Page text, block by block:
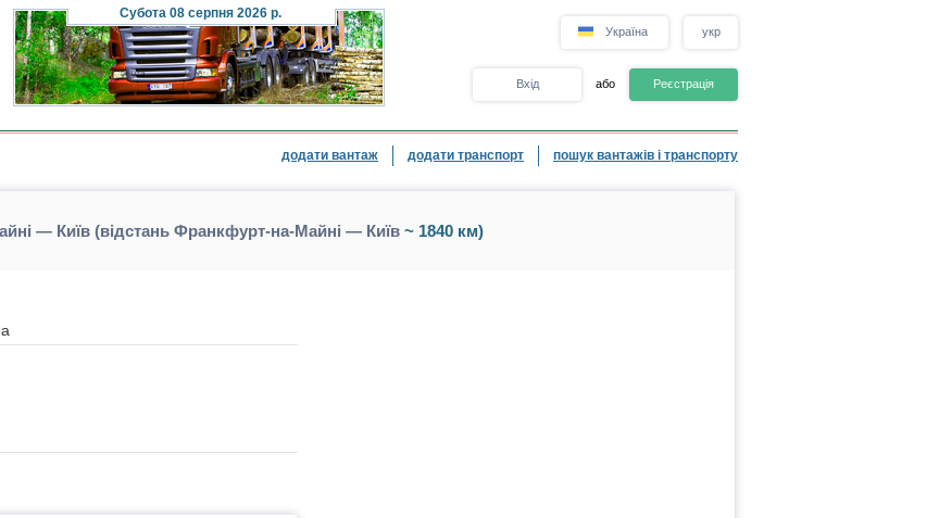
Субота08 серпня 2026 р.
Україна укр
Вхід або Реєстрація
додати вантаж додати транспорт пошук вантажів і транспорту
— Київ (відстань Франкфурт-на-Майні — Київ~ 1840 км)